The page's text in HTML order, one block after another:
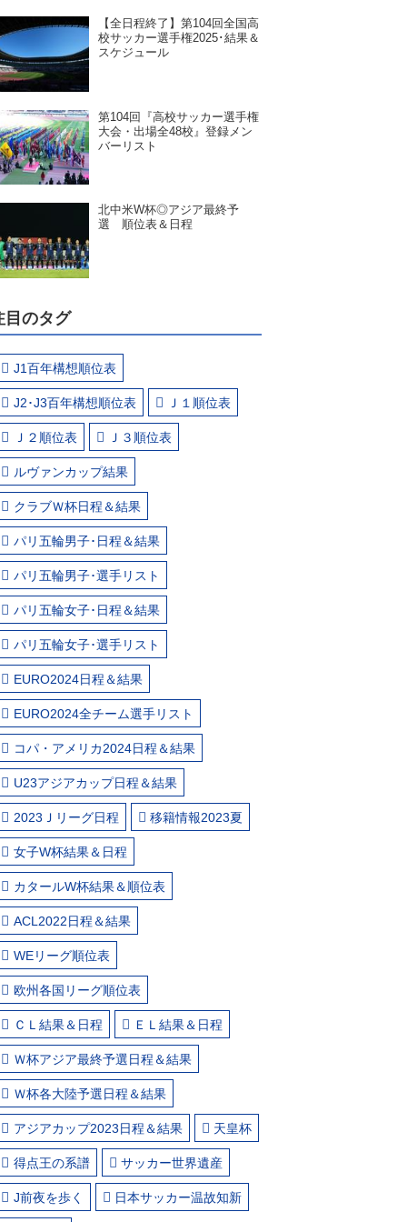
【全日程終了】第104回全国高
校サッカー選手権2025･結果＆
スケジュール
第104回『高校サッカー選手権
大会・出場全48校』登録メン
バーリスト
北中米W杯◎アジア最終予
選 順位表＆日程
目のタグ
J1百年構想順位表
J2･J3百年構想順位表 Ｊ１順位表
Ｊ２順位表 Ｊ３順位表
ルヴァンカップ結果
クラブＷ杯日程＆結果
パリ五輪男子･日程＆結果
パリ五輪男子･選手リスト
パリ五輪女子･日程＆結果
パリ五輪女子･選手リスト
EURO2024日程＆結果
EURO2024全チーム選手リスト
コパ・アメリカ2024日程＆結果
U23アジアカップ日程＆結果
2023Ｊリーグ日程 移籍情報2023夏
女子W杯結果＆日程
カタールW杯結果＆順位表
ACL2022日程＆結果
WEリーグ順位表
欧州各国リーグ順位表
ＣＬ結果＆日程 ＥＬ結果＆日程
Ｗ杯アジア最終予選日程＆結果
Ｗ杯各大陸予選日程＆結果
アジアカップ2023日程＆結果 天皇杯
得点王の系譜 サッカー世界遺産
J前夜を歩く 日本サッカー温故知新